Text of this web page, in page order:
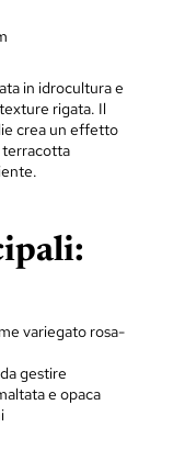
in idrocultura e
rigata. Il
crea un effetto
terracotta
variegato rosa-
gestire
e opaca